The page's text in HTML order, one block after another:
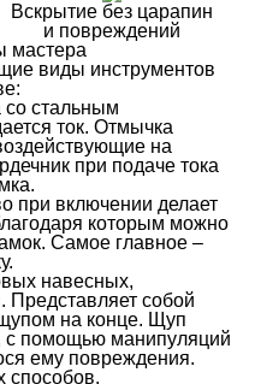
Вскрытие без царапин
и повреждений
мастера
виды инструментов
со стальным
ток. Отмычка
на
при подаче тока
при включении делает
которым можно
Самое главное –
навесных,
Представляет собой
на конце. Щуп
с помощью манипуляций
ему повреждения.
способов.